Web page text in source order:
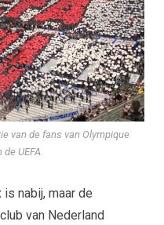
van de fans van Olympique
UEFA.
is nabij, maar de
van Nederland